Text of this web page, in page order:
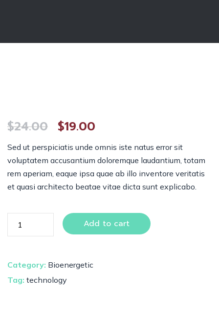
$24.00 $19.00
Sed ut perspiciatis unde omnis iste natus error sit
voluptatem accusantium doloremque laudantium, totam
rem aperiam, eaque ipsa quae ab illo inventore veritatis
et quasi architecto beatae vitae dicta sunt explicabo.
Add to cart
Category: Bioenergetic
Tag: technology